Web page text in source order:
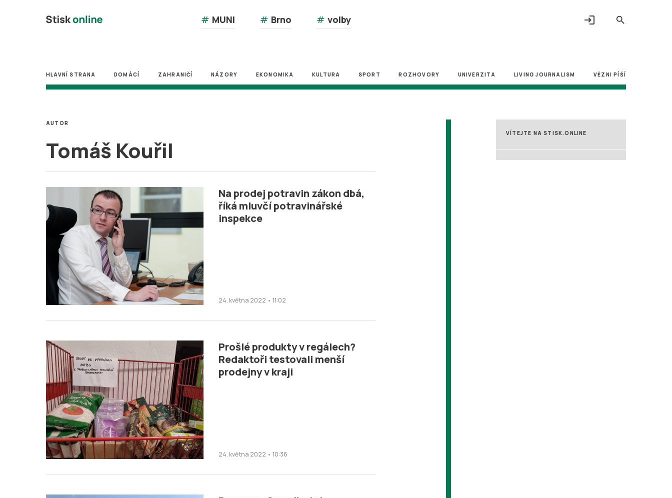
search
# MUNI # Brno # volby login
HLAVNÍ STRANA DOMÁCÍ ZAHRANIČÍ NÁZORY EKONOMIKA KULTURA SPORT ROZHOVORY UNIVERZITA LIVING JOURNALISM VĚZNI PÍŠÍ
Tomáš Kouřil
AUTOR
Na prodej potravin zákon dbá,
říká mluvčí potravinářské
inspekce
24. května 2022 • 11:02
Prošlé produkty v regálech?
Redaktoři testovali menší
prodejny v kraji
24. května 2022 • 10:36
VÍTEJTE NA STISK.ONLINE